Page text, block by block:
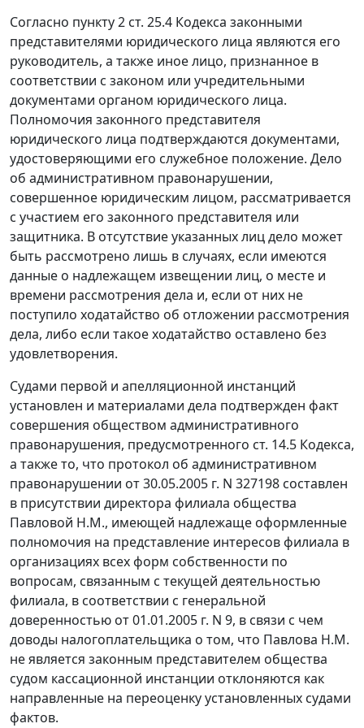
Согласно пункту 2 ст. 25.4 Кодекса законными
представителями юридического лица являются его
руководитель, а также иное лицо, признанное в
соответствии с законом или учредительными
документами органом юридического лица.
Полномочия законного представителя
юридического лица подтверждаются документами,
удостоверяющими его служебное положение. Дело
об административном правонарушении,
совершенное юридическим лицом, рассматривается
с участием его законного представителя или
защитника. В отсутствие указанных лиц дело может
быть рассмотрено лишь в случаях, если имеются
данные о надлежащем извещении лиц, о месте и
времени рассмотрения дела и, если от них не
поступило ходатайство об отложении рассмотрения
дела, либо если такое ходатайство оставлено без
удовлетворения.
Судами первой и апелляционной инстанций
установлен и матеpиалами дела подтвержден факт
совершения обществом административного
правонарушения, предусмотренного ст. 14.5 Кодекса,
а также то, что протокол об административном
правонарушении от 30.05.2005 г. N 327198 составлен
в присутствии директора филиала общества
Павловой Н.М., имеющей надлежаще оформленные
полномочия на представление интересов филиала в
организациях всех форм собственности по
вопросам, связанным с текущей деятельностью
филиала, в соответствии с генеральной
доверенностью от 01.01.2005 г. N 9, в связи с чем
доводы налогоплательщика о том, что Павлова Н.М.
не является законным представителем общества
судом кассационной инстанции отклоняются как
направленные на переоценку установленных судами
фактов.